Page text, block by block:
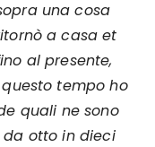
una cosa
a casa et
al presente,
tempo ho
quali ne sono
otto in dieci